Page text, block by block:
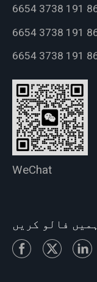
WeChat
ہمیں فالو کریں